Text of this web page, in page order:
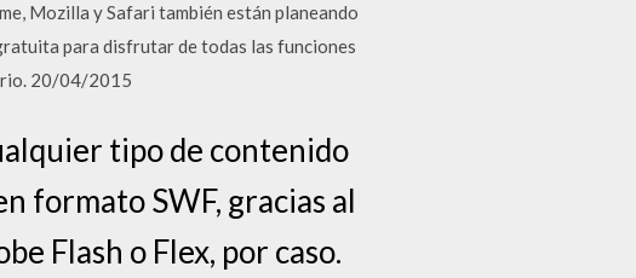
Mozilla y Safari también están planeando
para disfrutar de todas las funciones
20/04/2015
tipo de contenido
formato SWF, gracias al
Flash o Flex, por caso.